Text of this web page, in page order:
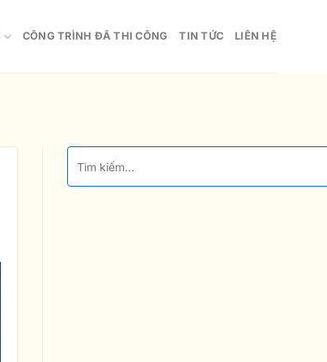
CÔNG TRÌNH ĐÃ THI CÔNG TIN TỨC LIÊN HỆ